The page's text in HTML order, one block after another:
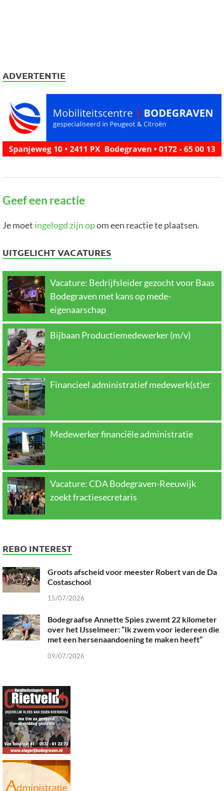
ADVERTENTIE
Geef een reactie
Je moet ingelogd zijn opom een reactie te plaatsen.
UITGELICHT VACATURES
Vacature: Bedrijfsleider gezocht voor Baas
Bodegraven met kans op mede-
eigenaarschap
Bijbaan Productiemedewerker (m/v)
Financieel administratief medewerk(st)er
Medewerker financiële administratie
Vacature: CDA Bodegraven-Reeuwijk
zoekt fractiesecretaris
REBO INTEREST
Groots afscheid voor meester Robert van de Da
Costaschool
15/07/2026
Bodegraafse Annette Spies zwemt 22 kilometer
over het IJsselmeer: “Ik zwem voor iedereen die
met een hersenaandoening te maken heeft”
09/07/2026